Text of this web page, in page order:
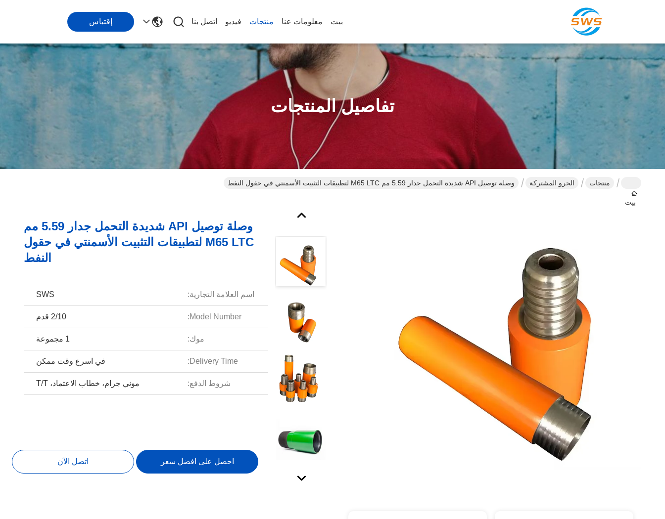
بيت معلومات عنا منتجات فيديو اتصل بنا إقتباس
تفاصيل المنتجات
بيت
منتجات الجرو المشتركة وصلة توصيل API شديدة التحمل جدار 5.59 مم M65 LTC لتطبيقات التثبيت الأسمنتي في حقول النفط
وصلة توصيل API شديدة التحمل جدار 5.59 مم
M65 LTC لتطبيقات التثبيت الأسمنتي في حقول
النفط
اسم العلامة التجارية: SWS
Model Number: 2/10 قدم
موك: 1 مجموعة
Delivery Time: في اسرع وقت ممكن
شروط الدفع: موني جرام، خطاب الاعتماد، T/T
احصل على افضل سعر اتصل الآن